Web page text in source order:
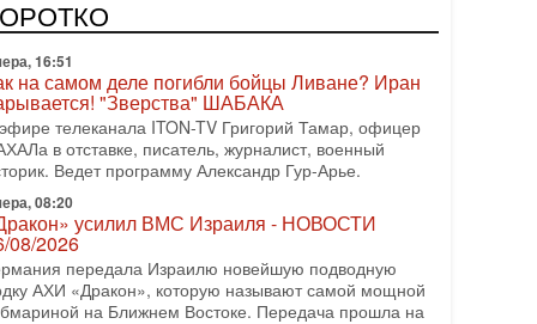
АХИ «Дракон» (Drakon), которая уже стала самой
субмариной в истории ЦАХАЛ. Но почему её
16:51
на самом деле погибли бойцы Ливане? Иран
"Зверства" ШАБАКА
телеканала ITON-TV Григорий Тамар, офицер
в отставке, писатель, журналист, военный
Ведет программу Александр Гур-Арье.
08:20
усилил ВМС Израиля - НОВОСТИ
08/2026
передала Израилю новейшую подводную
АХИ «Дракон», которую называют самой мощной
на Ближнем Востоке. Передача прошла на